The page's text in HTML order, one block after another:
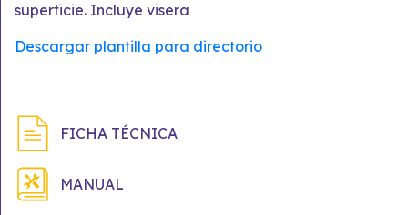
superficie. Incluye visera
Descargar plantilla para directorio
FICHA TÉCNICA
MANUAL